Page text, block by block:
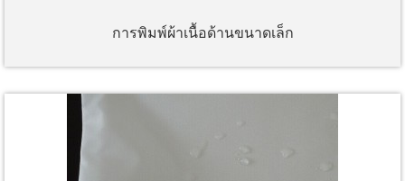
การพิมพ์ผ้าเนื้อด้านขนาดเล็ก